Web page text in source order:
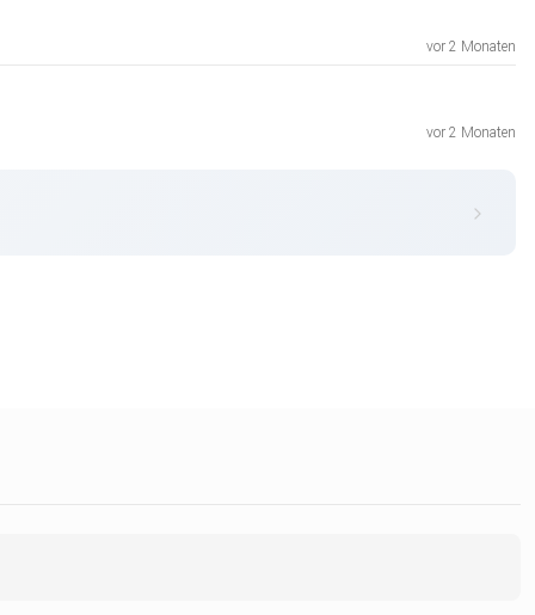
vor 2 Monaten
vor 2 Monaten